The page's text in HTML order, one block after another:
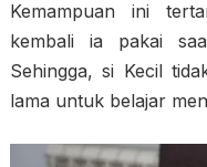
Kemampuan ini
kembali ia pakai
Sehingga, si Kecil
lama untuk belajar